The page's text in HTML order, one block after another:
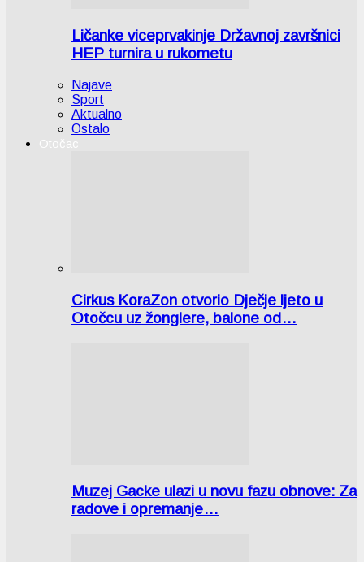
Ličanke viceprvakinje Državnoj završnici
HEP turnira u rukometu
Najave
Sport
Aktualno
Ostalo
Otočac
Cirkus KoraZon otvorio Dječje ljeto u
Otočcu uz žonglere, balone od…
Muzej Gacke ulazi u novu fazu obnove: Za
radove i opremanje…